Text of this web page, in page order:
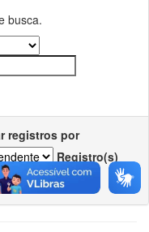
busca.
registros por
Registro(s)